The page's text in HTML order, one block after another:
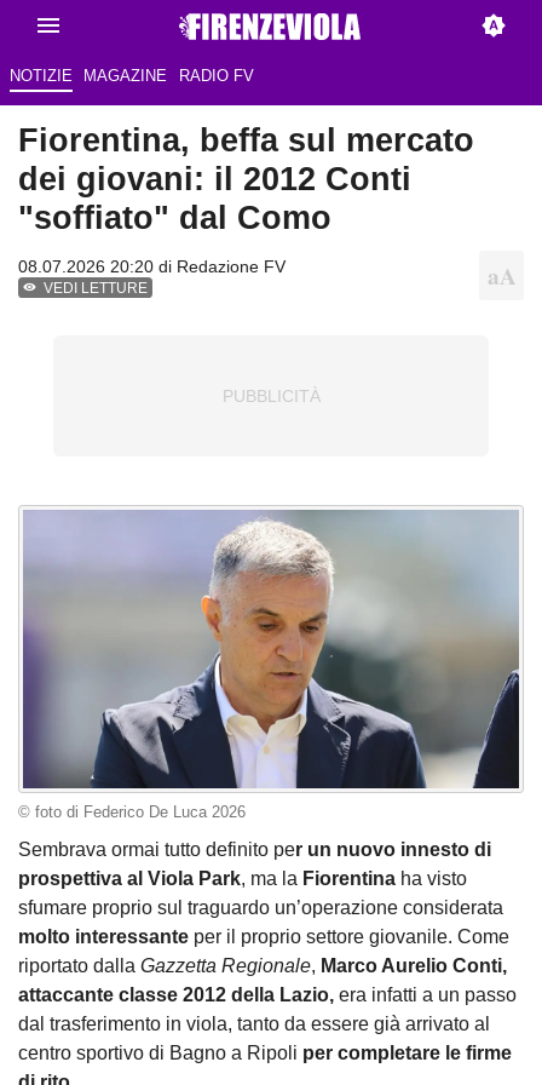
NOTIZIE MAGAZINE RADIO FV
Fiorentina, beffa sul mercato
dei giovani: il 2012 Conti
"soffiato" dal Como
08.07.2026 20:20 di Redazione FV
VEDI LETTURE
© foto di Federico De Luca 2026
Sembrava ormai tutto definito per un nuovo innesto di
prospettiva al Viola Park, ma la Fiorentina ha visto
sfumare proprio sul traguardo un’operazione considerata
molto interessante per il proprio settore giovanile. Come
riportato dalla Gazzetta Regionale, Marco Aurelio Conti,
attaccante classe 2012 della Lazio, era infatti a un passo
dal trasferimento in viola, tanto da essere già arrivato al
centro sportivo di Bagno a Ripoli per completare le firme